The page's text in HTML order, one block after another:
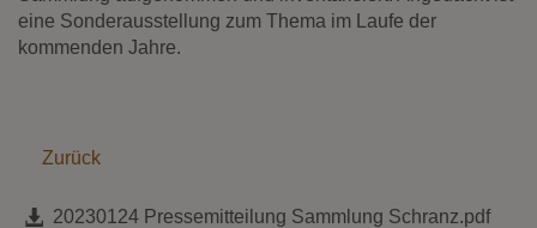
eine Sonderausstellung zum Thema im Laufe der
kommenden Jahre.
Zurück
20230124 Pressemitteilung Sammlung Schranz.pdf